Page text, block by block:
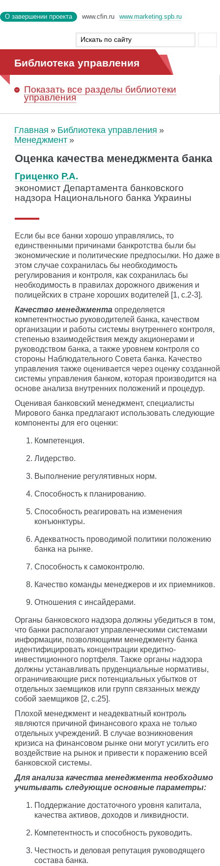
О завершении проекта www.cfin.ru www.marketing.spb.ru
Библиотека управления
Показать все разделы библиотеки
управления
Главная
Библиотека управления
Менеджмент
Оценка качества менеджмента банка
Гриценко Р.А.
экономист Департамента банковского
надзора Национального банка Украины
Если бы все банки хорошо управлялись, то
единственными причинами банкротства были бы
экономические и политические предпосылки. Но даже в
этом случае сохранилась бы необходимость
регулирования и контроля, как сохранилась бы
необходимость в правилах дорожного движения и
полицейских в стране хороших водителей [1, c.2-3].
Качество менеджмента определяется
компетентностью руководителей банка, качеством
организации и работы системы внутреннего контроля,
степенью взаимодействия между акционерами и
руководством банка, а также уровнем контроля со
стороны Наблюдательного Совета банка. Качество
управления также оценивается через оценку созданной
системы управления банком, которая производится на
основе анализа внутренних положений и процедур.
Оценивая банковский менеджмент, специалисты
Мирового банка предлагают использовать следующие
компоненты для его оценки:
Компетенция.
Лидерство.
Выполнение регулятивных норм.
Способность к планированию.
Способность реагировать на изменения
конъюнктуры.
Адекватность проводимой политики положению
банка на рынке.
Способность к самоконтролю.
Качество команды менеджеров и их приемников.
Отношения с инсайдерами.
Органы банковского надзора должны убедиться в том,
что банки располагают управленческими системами
информации, позволяющими менеджменту банка
идентифицировать концентрации кредитно-
инвестиционного портфеля. Также органы надзора
должны устанавливать пруденциальные нормативы,
ограничивающие риск потенциальных убытков от
отдельных заемщиков или групп связанных между
собой заемщиков [2, с.25].
Плохой менеджмент и неадекватный контроль
являются причиной финансового краха не только
отдельных учреждений. В случае возникновения
кризиса на финансовом рынке они могут усилить его
воздействие на рынок и привести к поражению всей
банковской системы.
Для анализа качества менеджмента необходимо
учитывать следующие основные параметры:
Поддержание достаточного уровня капитала,
качества активов, доходов и ликвидности.
Компетентность и способность руководить.
Честность и деловая репутация руководящего
состава банка.